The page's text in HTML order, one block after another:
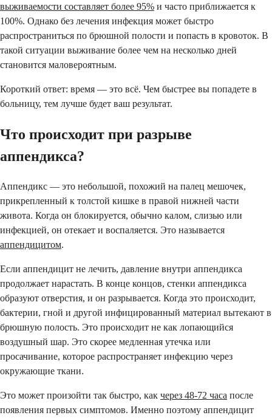
выживаемости составляет более 95% и часто приближается к
100%. Однако без лечения инфекция может быстро
распространиться по брюшной полости и попасть в кровоток. В
такой ситуации выживание более чем на несколько дней
становится маловероятным.
Короткий ответ: время — это всё. Чем быстрее вы попадете в
больницу, тем лучше будет ваш результат.
Что происходит при разрыве
аппендикса?
Аппендикс — это небольшой, похожий на палец мешочек,
прикрепленный к толстой кишке в правой нижней части
живота. Когда он блокируется, обычно калом, слизью или
инфекцией, он отекает и воспаляется. Это называется
аппендицитом.
Если аппендицит не лечить, давление внутри аппендикса
продолжает нарастать. В конце концов, стенки аппендикса
образуют отверстия, и он разрывается. Когда это происходит,
бактерии, гной и другой инфицированный материал вытекают в
брюшную полость. Это происходит не как лопающийся
воздушный шар. Это скорее медленная утечка или
просачивание, которое распространяет инфекцию через
окружающие ткани.
Это может произойти так быстро, как через 48-72 часа после
появления первых симптомов. Именно поэтому аппендицит